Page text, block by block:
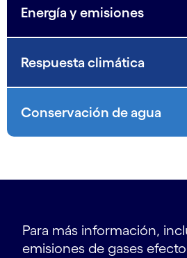
Energía y emisiones
Respuesta climática
Conservación de agua
Para más información,
emisiones de gases